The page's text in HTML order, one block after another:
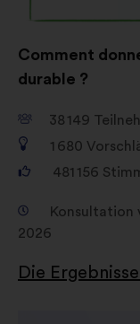
Comment
durable ?
38 149
1 680
481 156
Konsultation
2026
Die